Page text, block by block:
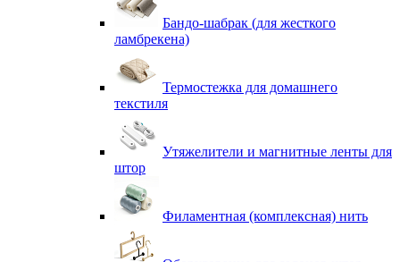
Бандо-шабрак (для жесткого
ламбрекена)
Термостежка для домашнего
текстиля
Утяжелители и магнитные ленты для
штор
Филаментная (комплексная) нить